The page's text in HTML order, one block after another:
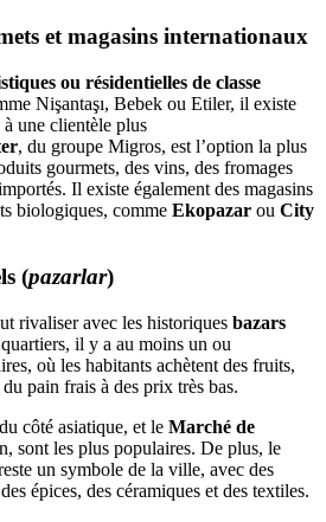
et magasins internationaux
ou résidentielles de classe
Nişantaşı, Bebek ou Etiler, il existe
à une clientèle plus
, du groupe Migros, est l’option la plus
gourmets, des vins, des fromages
Il existe également des magasins
biologiques, comme Ekopazar ou City
(pazarlar)
rivaliser avec les historiques bazars
il y a au moins un ou
où les habitants achètent des fruits,
pain frais à des prix très bas.
côté asiatique, et le Marché de
sont les plus populaires. De plus, le
un symbole de la ville, avec des
épices, des céramiques et des textiles.